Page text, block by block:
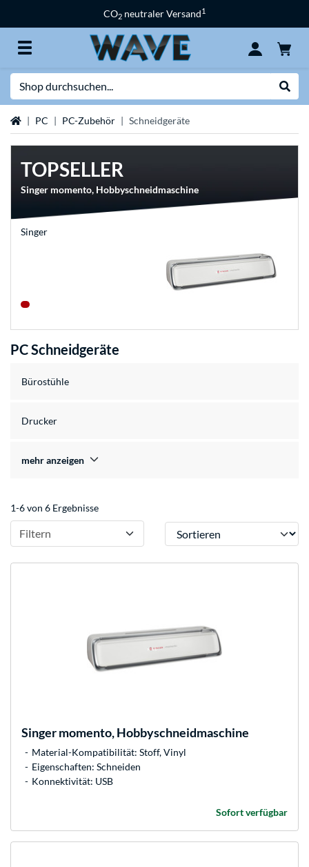
CO2 neutraler Versand1
Startseite
PC PC-Zubehör Schneidgeräte
TOPSELLER
Singer momento, Hobbyschneidmaschine
Singer
PC Schneidgeräte
Bürostühle
Drucker
mehr anzeigen
1-6 von 6 Ergebnisse
Filtern Sortieren
Singermomento, Hobbyschneidmaschine
Material-Kompatibilität: Stoff, Vinyl
Eigenschaften: Schneiden
Konnektivität: USB
Sofort verfügbar